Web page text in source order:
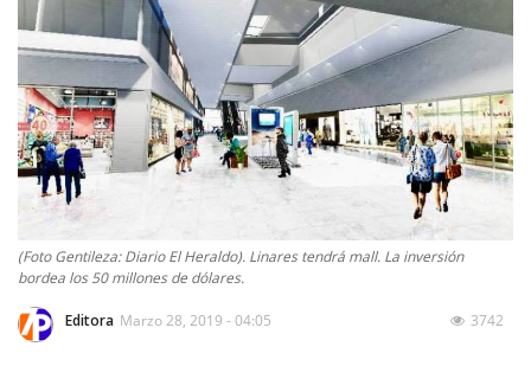
Tribunales
Deporte
Política
Espectáculos
(Foto Gentileza: Diario El Heraldo). Linares tendrá mall. La inversión
bordea los 50 millones de dólares.
Editora Marzo 28, 2019 - 04:05 3742